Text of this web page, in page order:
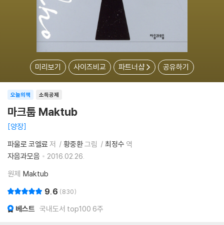
미리보기 사이즈비교 파트너샵 공유하기
소득공제
오늘의책
마크툽 Maktub
양장
파울로 코엘료 저 황중환그림 최정수 역
자음과모음
2016.02.26.
원제 Maktub
9.6 830
베스트 국내도서 top100 6주